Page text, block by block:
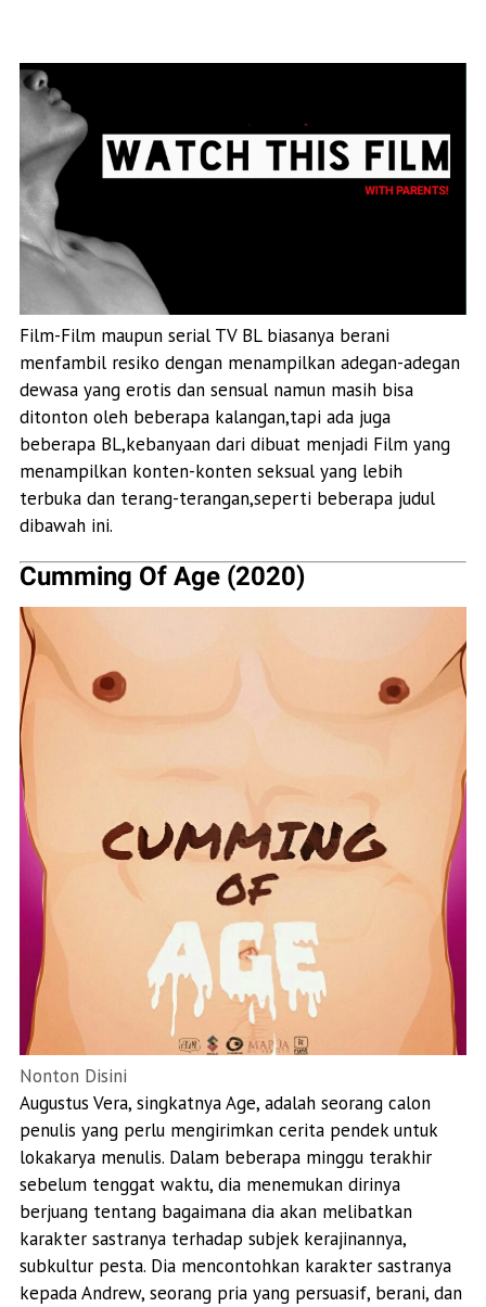
Film-Film maupun serial TV BL biasanya berani
menfambil resiko dengan menampilkan adegan-adegan
dewasa yang erotis dan sensual namun masih bisa
ditonton oleh beberapa kalangan,tapi ada juga
beberapa BL,kebanyaan dari dibuat menjadi Film yang
menampilkan konten-konten seksual yang lebih
terbuka dan terang-terangan,seperti beberapa judul
dibawah ini.
Cumming Of Age (2020)
Nonton Disini
Augustus Vera, singkatnya Age, adalah seorang calon
penulis yang perlu mengirimkan cerita pendek untuk
lokakarya menulis. Dalam beberapa minggu terakhir
sebelum tenggat waktu, dia menemukan dirinya
berjuang tentang bagaimana dia akan melibatkan
karakter sastranya terhadap subjek kerajinannya,
subkultur pesta. Dia mencontohkan karakter sastranya
kepada Andrew, seorang pria yang persuasif, berani, dan